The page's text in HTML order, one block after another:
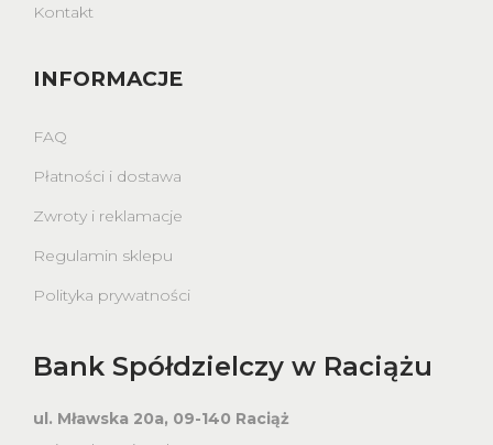
Kontakt
INFORMACJE
FAQ
Płatności i dostawa
Zwroty i reklamacje
Regulamin sklepu
Polityka prywatności
Bank Spółdzielczy w Raciążu
ul. Mławska 20a, 09-140 Raciąż